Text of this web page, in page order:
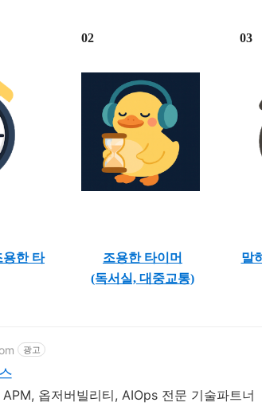
02 03
용한 타
조용한 타이머
(독서실, 대중교통)
말
광고
옵저버빌리티, AIOps 전문 기술파트너